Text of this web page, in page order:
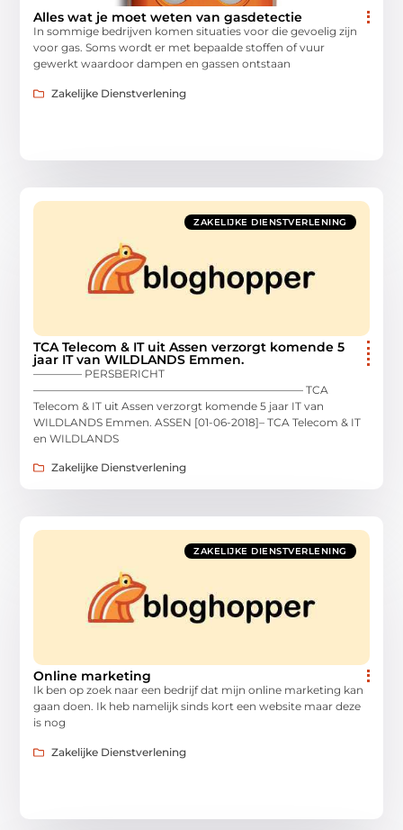
Alles wat je moet weten van gasdetectie
In sommige bedrijven komen situaties voor die gevoelig zijn
voor gas. Soms wordt er met bepaalde stoffen of vuur
gewerkt waardoor dampen en gassen ontstaan
Zakelijke Dienstverlening
ZAKELIJKE DIENSTVERLENING
TCA Telecom & IT uit Assen verzorgt komende 5
jaar IT van WILDLANDS Emmen.
————– PERSBERICHT
————————————————————————— TCA
Telecom & IT uit Assen verzorgt komende 5 jaar IT van
WILDLANDS Emmen. ASSEN [01-06-2018]– TCA Telecom & IT
en WILDLANDS
Zakelijke Dienstverlening
ZAKELIJKE DIENSTVERLENING
Online marketing
Ik ben op zoek naar een bedrijf dat mijn online marketing kan
gaan doen. Ik heb namelijk sinds kort een website maar deze
is nog
Zakelijke Dienstverlening